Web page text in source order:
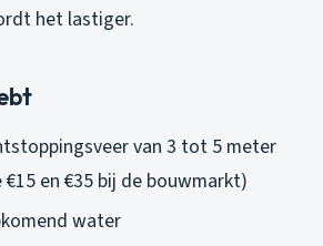
het lastiger.
van 3 tot 5 meter
en €35 bij de bouwmarkt)
water